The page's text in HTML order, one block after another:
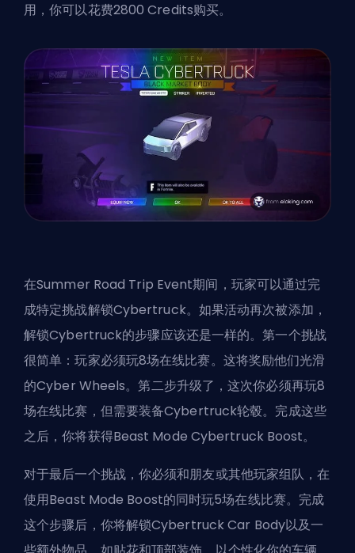
用，你可以花费2800 Credits购买。
在Summer Road Trip Event期间，玩家可以通过完
成特定挑战解锁Cybertruck。如果活动再次被添加，
解锁Cybertruck的步骤应该还是一样的。第一个挑战
很简单：玩家必须玩8场在线比赛。这将奖励他们光滑
的Cyber Wheels。第二步升级了，这次你必须再玩8
场在线比赛，但需要装备Cybertruck轮毂。完成这些
之后，你将获得Beast Mode Cybertruck Boost。
对于最后一个挑战，你必须和朋友或其他玩家组队，在
使用Beast Mode Boost的同时玩5场在线比赛。完成
这个步骤后，你将解锁Cybertruck Car Body以及一